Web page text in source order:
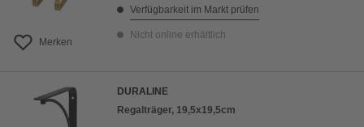
Merken
Verfügbarkeit im Markt prüfen
Nicht online erhältlich
DURALINE
Regalträger, 19,5x19,5cm